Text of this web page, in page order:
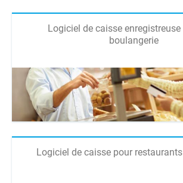
Logiciel de caisse
boulangerie
Logiciel de caisse pour restaurants